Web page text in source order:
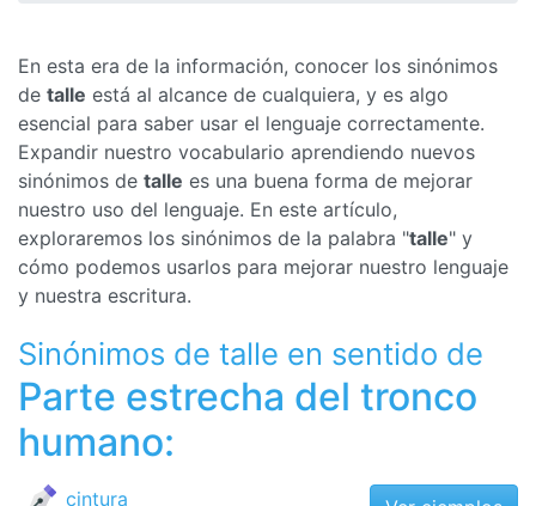
En esta era de la información, conocer los sinónimos
de talle está al alcance de cualquiera, y es algo
esencial para saber usar el lenguaje correctamente.
Expandir nuestro vocabulario aprendiendo nuevos
sinónimos de talle es una buena forma de mejorar
nuestro uso del lenguaje. En este artículo,
exploraremos los sinónimos de la palabra "talle" y
cómo podemos usarlos para mejorar nuestro lenguaje
y nuestra escritura.
Sinónimos de talle en sentido de
Parte estrecha del tronco
humano:
cintura